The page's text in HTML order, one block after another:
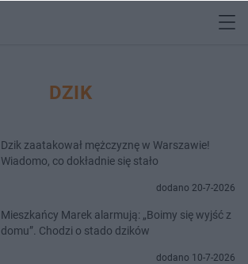
DZIK
Dzik zaatakował mężczyznę w Warszawie!
Wiadomo, co dokładnie się stało
dodano 20-7-2026
Mieszkańcy Marek alarmują: „Boimy się wyjść z
domu”. Chodzi o stado dzików
dodano 10-7-2026